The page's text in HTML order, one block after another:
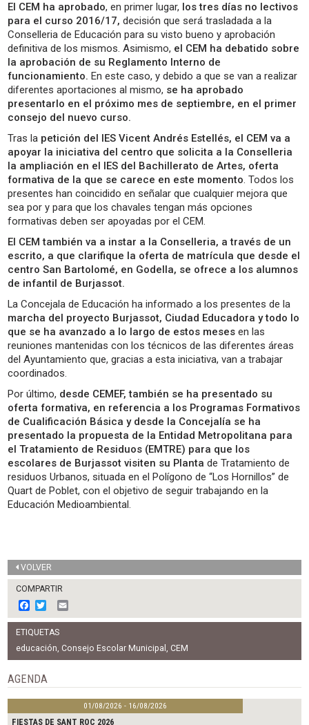
El CEM ha aprobado, en primer lugar, los tres días no lectivos
para el curso 2016/17, decisión que será trasladada a la
Conselleria de Educación para su visto bueno y aprobación
definitiva de los mismos. Asimismo, el CEM ha debatido sobre
la aprobación de su Reglamento Interno de
funcionamiento. En este caso, y debido a que se van a realizar
diferentes aportaciones al mismo, se ha aprobado
presentarlo en el próximo mes de septiembre, en el primer
consejo del nuevo curso.
Tras la petición del IES Vicent Andrés Estellés, el CEM va a
apoyar la iniciativa del centro que solicita a la Conselleria
la ampliación en el IES del Bachillerato de Artes, oferta
formativa de la que se carece en este momento. Todos los
presentes han coincidido en señalar que cualquier mejora que
sea por y para que los chavales tengan más opciones
formativas deben ser apoyadas por el CEM.
El CEM también va a instar a la Conselleria, a través de un
escrito, a que clarifique la oferta de matrícula que desde el
centro San Bartolomé, en Godella, se ofrece a los alumnos
de infantil de Burjassot.
La Concejala de Educación ha informado a los presentes de la
marcha del proyecto Burjassot, Ciudad Educadora y todo lo
que se ha avanzado a lo largo de estos meses en las
reuniones mantenidas con los técnicos de las diferentes áreas
del Ayuntamiento que, gracias a esta iniciativa, van a trabajar
coordinados.
Por último, desde CEMEF, también se ha presentado su
oferta formativa, en referencia a los Programas Formativos
de Cualificación Básica y desde la Concejalía se ha
presentado la propuesta de la Entidad Metropolitana para
el Tratamiento de Residuos (EMTRE) para que los
escolares de Burjassot visiten su Planta de Tratamiento de
residuos Urbanos, situada en el Polígono de “Los Hornillos” de
Quart de Poblet, con el objetivo de seguir trabajando en la
Educación Medioambiental.
VOLVER
COMPARTIR
F
a
c
e
b
o
o
k
w
i
t
t
e
m
l
ETIQUETAS
educación, Consejo Escolar Municipal , CEM
AGENDA
01/08/2026 - 16/08/2026
FIESTAS DE SANT ROC 2026